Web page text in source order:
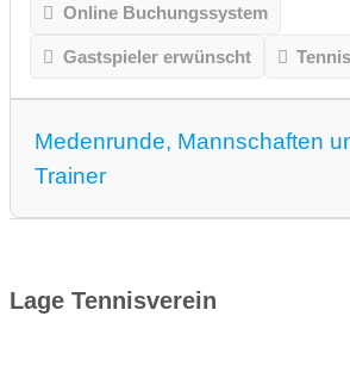
Online Buchungssystem
Gastspieler erwünscht
Medenrunde, Mannschaften
Trainer
Lage Tennisverein